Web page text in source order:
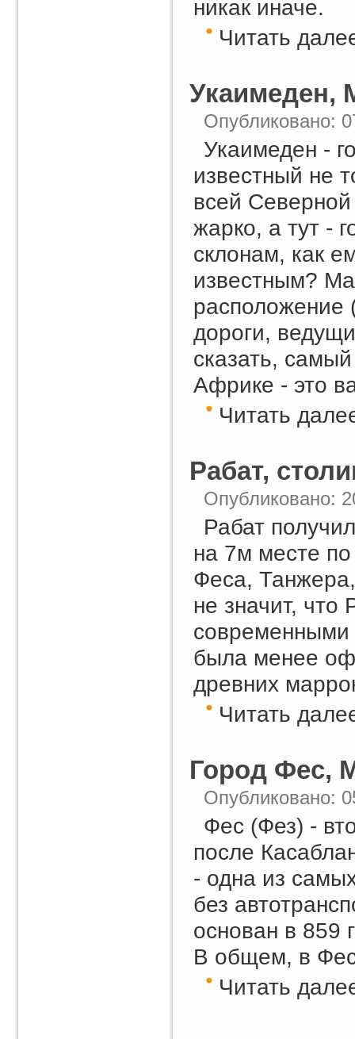
никак иначе.
Читать
Укаимеден,
Опубликовано:
Укаимеден -
известный не
всей
жарко, а тут -
склонам, как
известным?
расположение
дороги,
сказать,
Африке - это
Читать
Рабат,
Опубликовано:
Рабат
на 7м месте
Феса,
не значит, что
современными
была менее
древних
Читать
Город Фес,
Опубликовано:
Фес (Фез) -
после
- одна из
без
основан в 859
В общем, в
Читать